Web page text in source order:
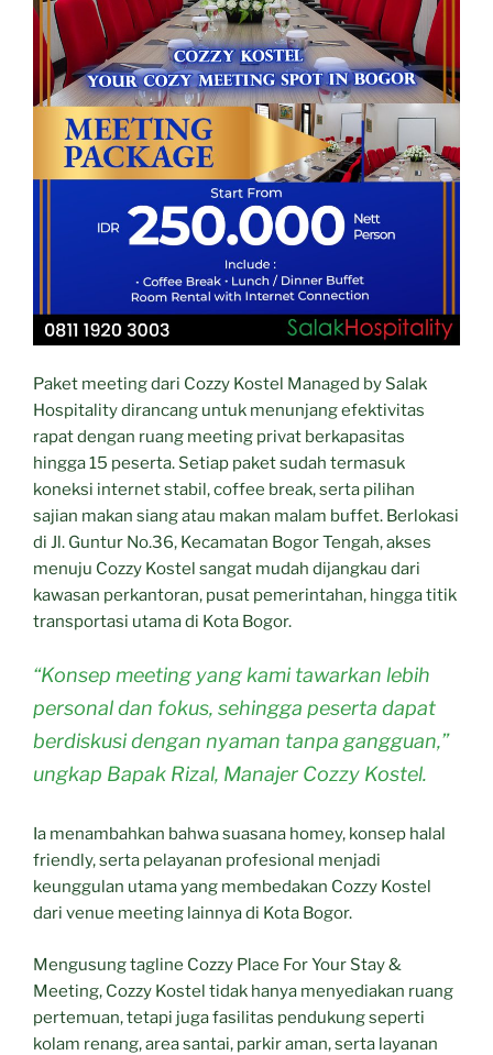
Paket meeting dari Cozzy Kostel Managed by Salak
Hospitality dirancang untuk menunjang efektivitas
rapat dengan ruang meeting privat berkapasitas
hingga 15 peserta. Setiap paket sudah termasuk
koneksi internet stabil, coffee break, serta pilihan
sajian makan siang atau makan malam buffet. Berlokasi
di Jl. Guntur No.36, Kecamatan Bogor Tengah, akses
menuju Cozzy Kostel sangat mudah dijangkau dari
kawasan perkantoran, pusat pemerintahan, hingga titik
transportasi utama di Kota Bogor.
“Konsep meeting yang kami tawarkan lebih
personal dan fokus, sehingga peserta dapat
berdiskusi dengan nyaman tanpa gangguan,”
ungkap Bapak Rizal, Manajer Cozzy Kostel.
Ia menambahkan bahwa suasana homey, konsep halal
friendly, serta pelayanan profesional menjadi
keunggulan utama yang membedakan Cozzy Kostel
dari venue meeting lainnya di Kota Bogor.
Mengusung tagline Cozzy Place For Your Stay &
Meeting, Cozzy Kostel tidak hanya menyediakan ruang
pertemuan, tetapi juga fasilitas pendukung seperti
kolam renang, area santai, parkir aman, serta layanan